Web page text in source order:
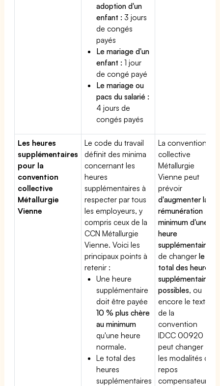
adoption d'un
enfant : 3 jours
de congés
payés
Le mariage d'un
enfant : 1 jour
de congé payé
Le mariage ou
pacs du salarié :
4 jours de
congés payés
Les heures
supplémentaires
pour la
convention
collective
Métallurgie
Vienne
Le code du travail
définit des minima
concernant les
heures
supplémentaires à
respecter par tous
les employeurs, y
compris ceux de la
CCN Métallurgie
Vienne. Voici les
principaux points à
retenir :
Une heure
supplémentaire
doit être payée
10 % plus chère
au minimum
qu'une heure
normale.
Le total des
heures
supplémentaires
La convention
collective
Métallurgie
Vienne peut
prévoir
d'augmenter la
rémunération
minimum d'une
heure
supplémentaire
de changerle
total des heures
supplémentaires
possibles, ou
encore le texte
de la
convention
IDCC 00920
peut changer
les modalités du
repos
compensateur.